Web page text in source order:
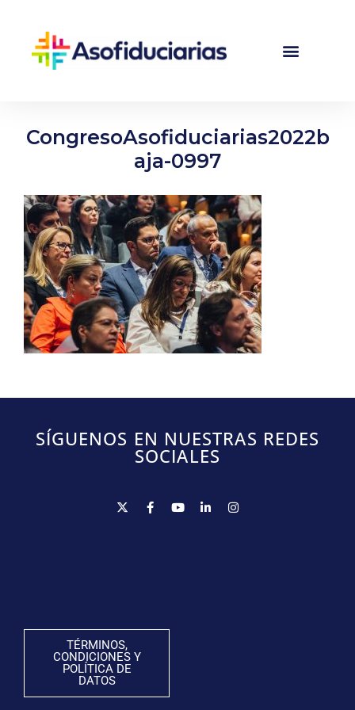
CongresoAsofiduciarias2022b
aja-0997
SÍGUENOS EN NUESTRAS REDES
SOCIALES
TÉRMINOS,
CONDICIONES Y
POLÍTICA DE
DATOS